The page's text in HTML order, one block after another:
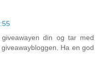
din og tar med
Ha en god